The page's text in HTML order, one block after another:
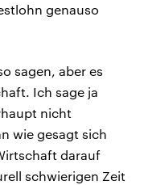
genauso
sagen, aber es
Ich sage ja
nicht
wie gesagt sich
darauf
schwierigen Zeit